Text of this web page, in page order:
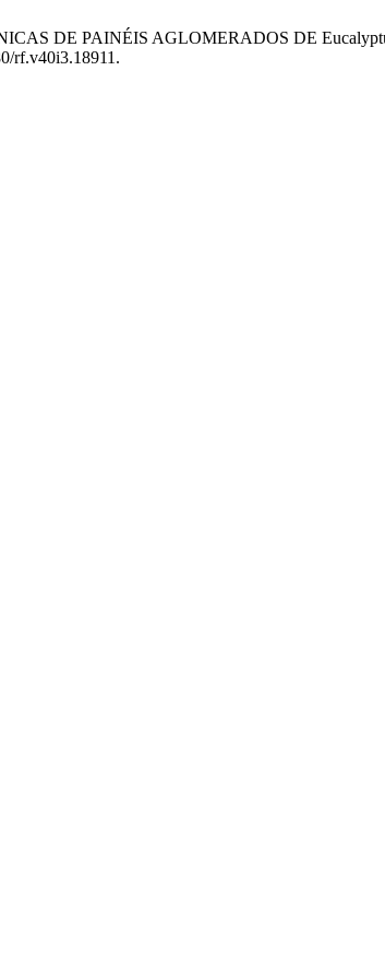
DE PAINÉIS AGLOMERADOS DE
rf.v40i3.18911.